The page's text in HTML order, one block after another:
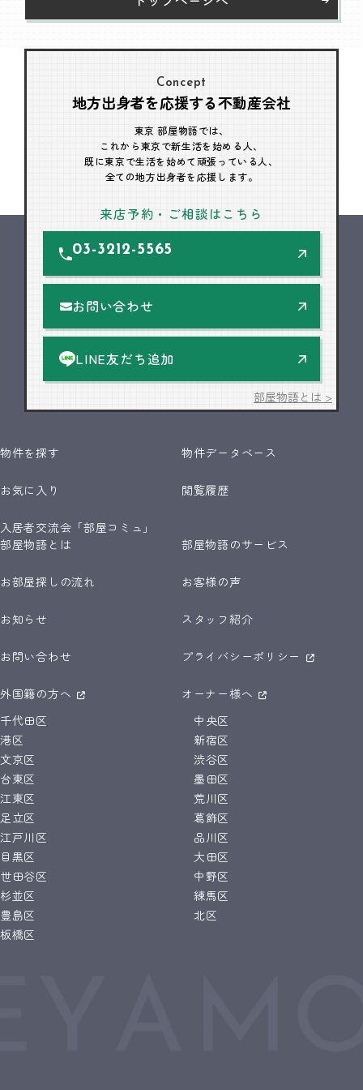
Concept
地方出身者を応援する不動産会社
東京 部屋物語では、
これから東京で新生活を始める人、
既に東京で生活を始めて頑張っている人、
全ての地方出身者を応援します。
来店予約・ご相談はこちら
03-3212-5565
お問い合わせ
LINE友だち追加
部屋物語とは >
物件を探す 物件データベース
お気に入り 閲覧履歴
入居者交流会「部屋コミュ」
部屋物語とは
部屋物語のサービス
お部屋探しの流れ お客様の声
お知らせ スタッフ紹介
お問い合わせ プライバシーポリシー
外国籍の方へ
オーナー様へ
千代田区
中央区
港区
新宿区
文京区
渋谷区
台東区
墨田区
江東区
荒川区
足立区
葛飾区
江戸川区
品川区
目黒区
大田区
世田谷区
中野区
杉並区
練馬区
豊島区
北区
板橋区